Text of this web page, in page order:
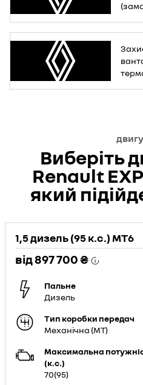
Виберіть
Renault
який
1,5 дизель (95 к.с.) МТ6
від897 700 ₴
Пальне
Дизель
Тип коробки передач
Механічна (MT)
Максимальна
(к.с.)
70(95)